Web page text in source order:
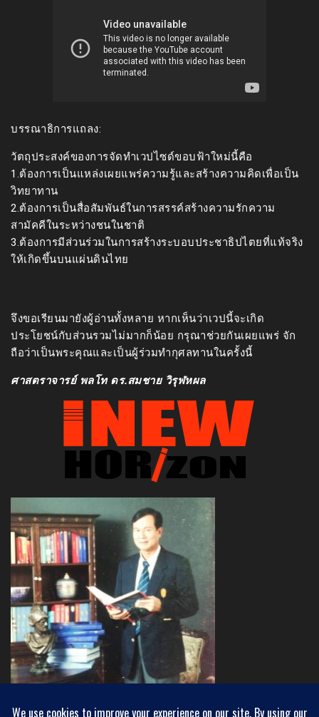
บรรณาธิการแถลง:
วัตถุประสงค์ของการจัดทำเวปไซด์ขอบฟ้าใหม่นี้คือ
1.ต้องการเป็นแหล่งเผยแพร่ความรู้และสร้างความคิดเพื่อเป็น
วิทยาทาน
2.ต้องการเป็นสื่อสัมพันธ์ในการสรรค์สร้างความรักความ
สามัคคีในระหว่างชนในชาติ
3.ต้องการมีส่วนร่วมในการสร้างระบอบประชาธิปไตยที่แท้จริง
ให้เกิดขึ้นบนแผ่นดินไทย
จึงขอเรียนมายังผู้อ่านทั้งหลาย หากเห็นว่าเวปนี้จะเกิด
ประโยชน์กับส่วนรวมไม่มากก็น้อย กรุณาช่วยกันเผยแพร่ จัก
ถือว่าเป็นพระคุณและเป็นผู้ร่วมทำกุศลทานในครั้งนี้
ศาสตราจารย์ พลโท ดร.สมชาย วิรุฬหผล